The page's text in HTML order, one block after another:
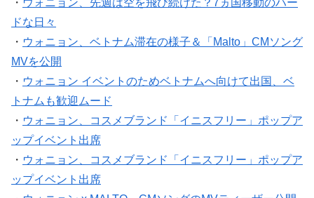
ドな日々
・ウォニョン、ベトナム滞在の様子＆「Malto」CMソング
MVを公開
・ウォニョン イベントのためベトナムへ向けて出国、ベ
トナムも歓迎ムード
・ウォニョン、コスメブランド「イニスフリー」ポップア
ップイベント出席
・ウォニョン、コスメブランド「イニスフリー」ポップア
ップイベント出席
・ウォニョン x MALTO、CMソングのMVティーザー公開